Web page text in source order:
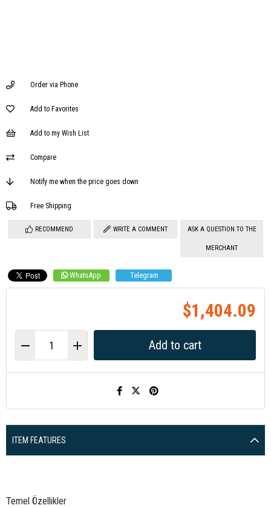
Order via Phone
Add to Favorites
Add to my Wish List
Compare
Notify me when the price goes down
Free Shipping
RECOMMEND WRITE A COMMENT ASK A QUESTION TO THE
MERCHANT
WhatsApp Telegram
$1,404.09
ITEM FEATURES
Temel Özellikler